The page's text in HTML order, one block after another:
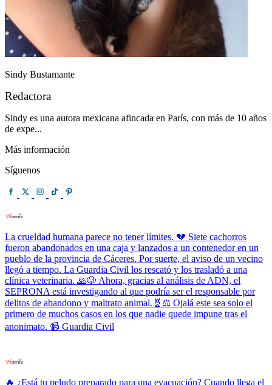
Sindy Bustamante
Redactora
Sindy es una autora mexicana afincada en París, con más de 10 años
de expe...
Más información
Síguenos
La crueldad humana parece no tener límites. 💔 Siete cachorros
fueron abandonados en una caja y lanzados a un contenedor en un
pueblo de la provincia de Cáceres. Por suerte, el aviso de un vecino
llegó a tiempo. La Guardia Civil los rescató y los trasladó a una
clínica veterinaria. 🙏🐶 Ahora, gracias al análisis de ADN, el
SEPRONA está investigando al que podría ser el responsable por
delitos de abandono y maltrato animal.🧬⚖️ Ojalá este sea solo el
primero de muchos casos en los que nadie quede impune tras el
anonimato. 📹 Guardia Civil
🔥 ¿Está tu peludo preparado para una evacuación? Cuando llega el